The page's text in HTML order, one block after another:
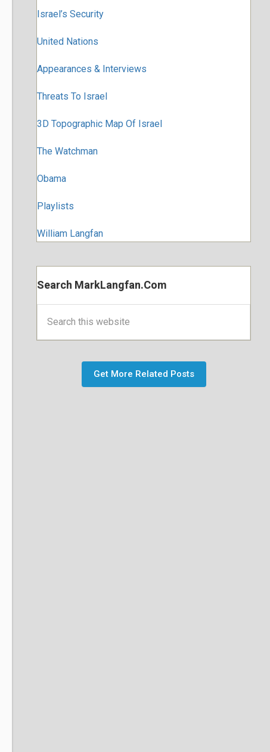
Israel’s Security
United Nations
Appearances & Interviews
Threats To Israel
3D Topographic Map Of Israel
The Watchman
Obama
Playlists
William Langfan
Search MarkLangfan.com
this
website
Get More Related Posts